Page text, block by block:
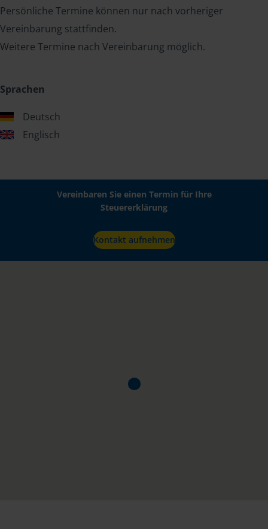
Persönliche Termine können nur nach vorheriger
Vereinbarung stattfinden.
Weitere Termine nach Vereinbarung möglich.
Sprachen
Deutsch
Englisch
Vereinbaren Sie einen Termin für Ihre
Steuererklärung
Kontakt aufnehmen